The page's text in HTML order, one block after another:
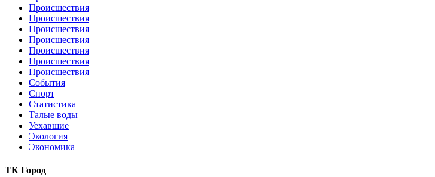
Происшествия
Происшествия
Происшествия
Происшествия
Происшествия
Происшествия
Происшествия
События
Спорт
Статистика
Талые воды
Уехавшие
Экология
Экономика
ТК Город